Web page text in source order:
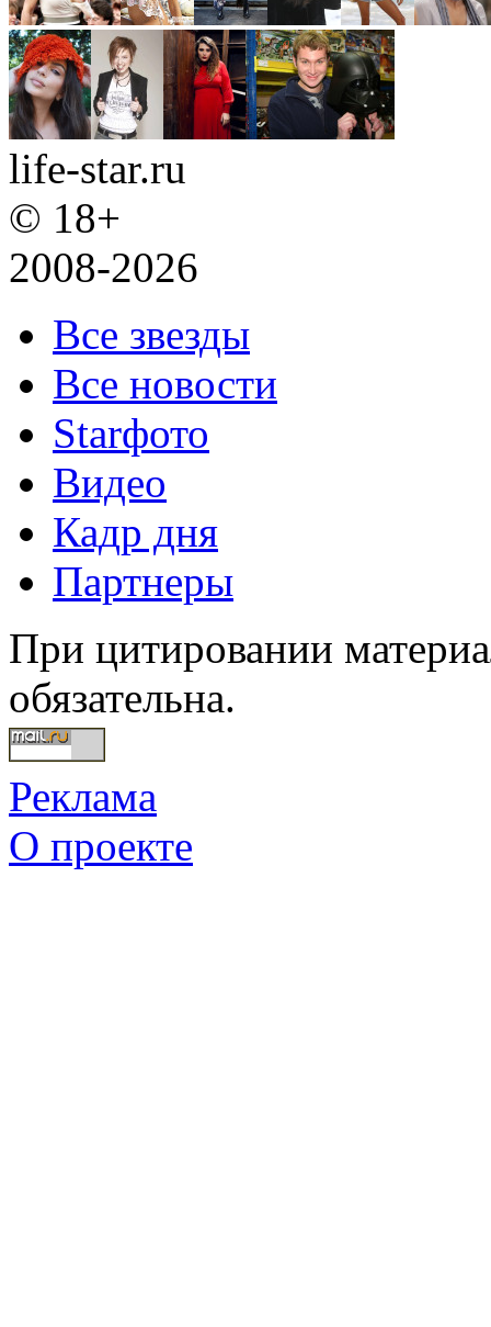
life-star.ru
© 18+
2008-2026
Все звезды
Все новости
Starфото
Видео
Кадр дня
Партнеры
При цитировании
обязательна.
Реклама
О проекте